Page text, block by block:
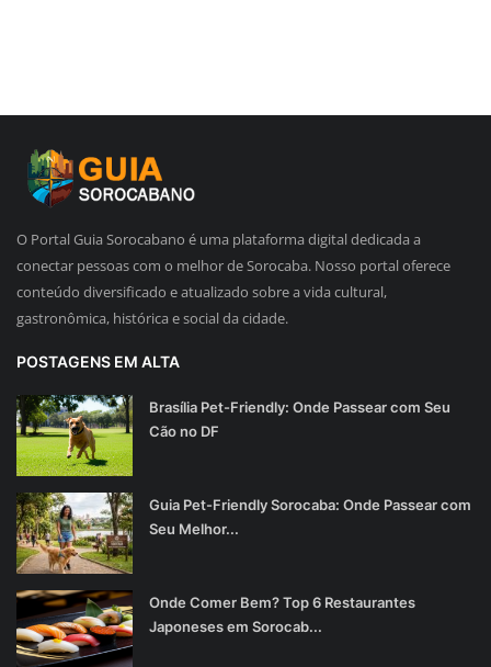
O Portal Guia Sorocabano é uma plataforma digital dedicada a
conectar pessoas com o melhor de Sorocaba. Nosso portal oferece
conteúdo diversificado e atualizado sobre a vida cultural,
gastronômica, histórica e social da cidade.
POSTAGENS EM ALTA
Brasília Pet-Friendly: Onde Passear com Seu
Cão no DF
Guia Pet-Friendly Sorocaba: Onde Passear com
Seu Melhor...
Onde Comer Bem? Top 6 Restaurantes
Japoneses em Sorocab...